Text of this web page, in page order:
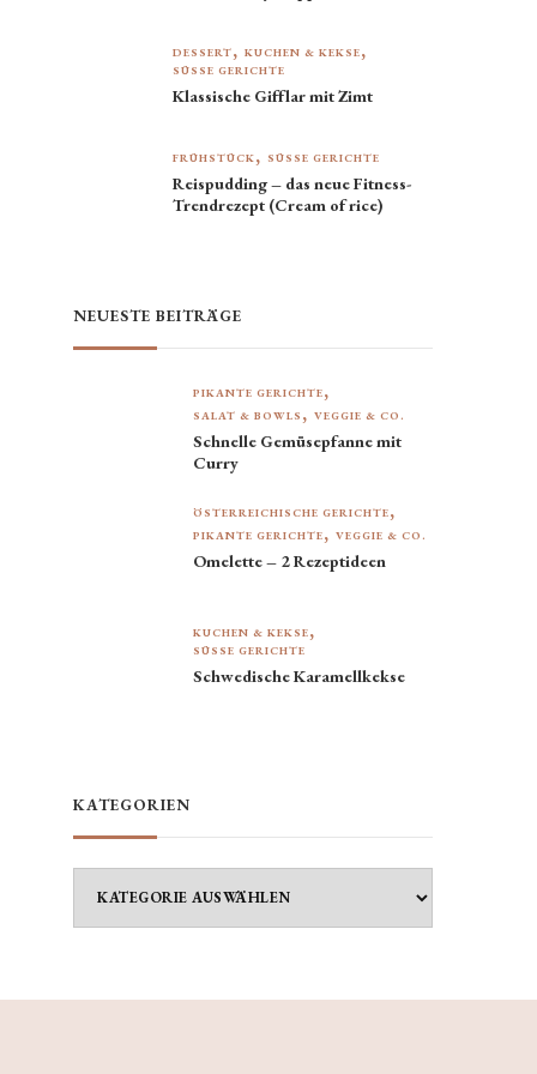
DESSERT
KUCHEN & KEKSE
SÜSSE GERICHTE
Klassische Gifflar mit Zimt
FRÜHSTÜCK SÜSSE GERICHTE
Reispudding – das neue Fitness-
Trendrezept (Cream of rice)
NEUESTE BEITRÄGE
PIKANTE GERICHTE
SALAT & BOWLS
VEGGIE & CO.
Schnelle Gemüsepfanne mit
Curry
ÖSTERREICHISCHE GERICHTE
PIKANTE GERICHTE
VEGGIE & CO.
Omelette – 2 Rezeptideen
KUCHEN & KEKSE
SÜSSE GERICHTE
Schwedische Karamellkekse
KATEGORIEN